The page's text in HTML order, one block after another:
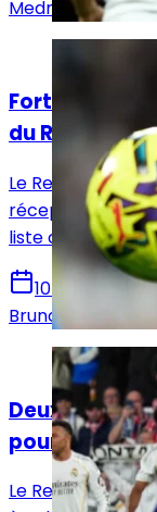
Medric
Fortea
du Real
Le Real Madrid
réception de
liste contient
10 avril 2026
Bruno De Oliveira
Actualités
Deux retours
pour le
Le Real Madrid